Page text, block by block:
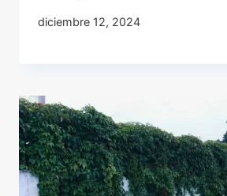
diciembre 12, 2024